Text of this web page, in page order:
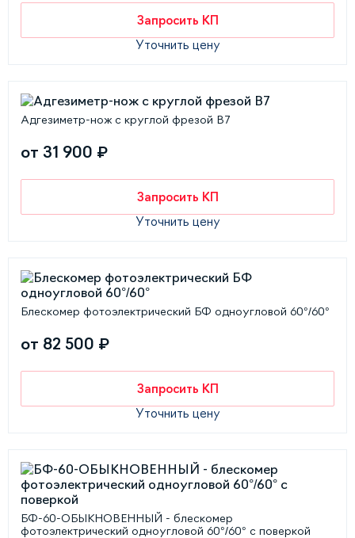
Запросить КП
Уточнить цену
Адгезиметр-нож с круглой фрезой В7
от 31 900 ₽
Запросить КП
Уточнить цену
Блескомер фотоэлектрический БФ одноугловой 60°/60°
от 82 500 ₽
Запросить КП
Уточнить цену
БФ-60-ОБЫКНОВЕННЫЙ - блескомер
фотоэлектрический одноугловой 60°/60° с поверкой